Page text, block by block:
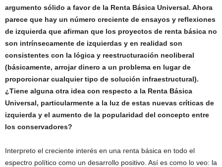
argumento sólido a favor de la Renta Básica Universal. Ahora
parece que hay un número creciente de ensayos y reflexiones
de izquierda que afirman que los proyectos de renta básica no
son intrínsecamente de izquierdas y en realidad son
consistentes con la lógica y reestructuración neoliberal
(básicamente, arrojar dinero a un problema en lugar de
proporcionar cualquier tipo de solución infraestructural).
¿Tiene alguna otra idea con respecto a la Renta Básica
Universal, particularmente a la luz de estas nuevas críticas de
izquierda y el aumento de la popularidad del concepto entre
los conservadores?
Interpreto el creciente interés en una renta básica en todo el
espectro político como un desarrollo positivo. Así es como lo veo: la